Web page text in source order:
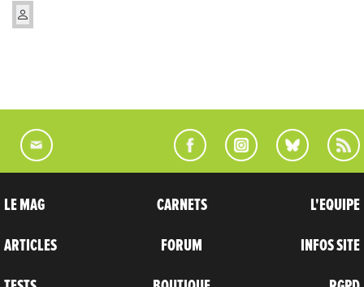
LE MAG
ARTICLES
CARNETS
FORUM
L'EQUIPE
INFOS SITE